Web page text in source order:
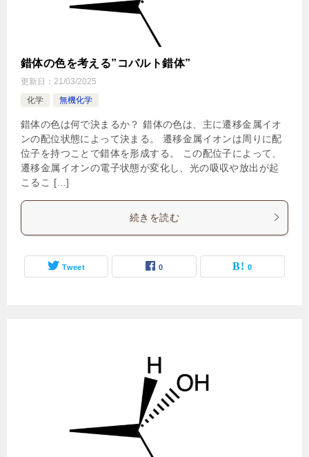
錯体の色を考える”コバルト錯体”
更新日： 21/03/2025
化学
無機化学
錯体の色は何で決まるか？ 錯体の色は、主に遷移金属イオ
ンの配位状態によって決まる。 遷移金属イオンは周りに配
位子を持つことで錯体を形成する。 この配位子によって、
遷移金属イオンの電子状態が変化し、光の吸収や放出が起
こるこ […]
続きを読む
Tweet 0 0